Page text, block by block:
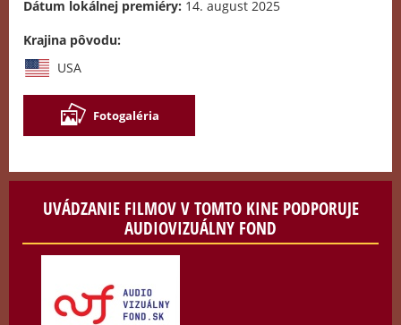
Dátum lokálnej premiéry: 14. august 2025
Krajina pôvodu:
USA
Fotogaléria
UVÁDZANIE FILMOV V TOMTO KINE PODPORUJE
AUDIOVIZUÁLNY FOND